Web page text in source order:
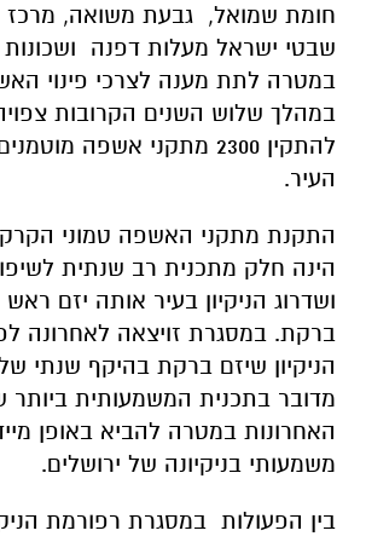
חומת שמואל, גבעת משואה, מרכז
שבטי ישראל מעלות דפנה
במטרה לתת מענה לצרכי פינוי
במהלך שלוש השנים הקרובות
להתקין 2300 מתקני אשפה
העיר.
התקנת מתקני האשפה טמוני
הינה חלק מתכנית רב שנתית
ושדרוג הניקיון בעיר אותה יזם ראש
ברקת. במסגרת זויצאה לאחרונה
מדובר בתכנית המשמעותית ביותר
האחרונות במטרה להביא באופן
משמעותי בניקיונה של ירושלים.
בין הפעולות במסגרת רפורמת